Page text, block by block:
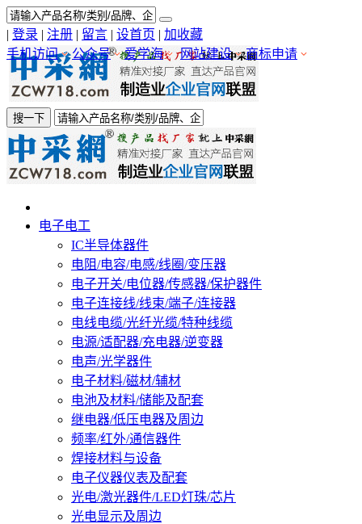
| 登录 | 注册 | 留言 | 设首页 | 加收藏
手机访问
公众号 爱学海 网站建设 商标申请
搜一下
电子电工
IC半导体器件
电阻/电容/电感/线圈/变压器
电子开关/电位器/传感器/保护器件
电子连接线/线束/端子/连接器
电线电缆/光纤光缆/特种线缆
电源/适配器/充电器/逆变器
电声/光学器件
电子材料/磁材/辅材
电池及材料/储能及配套
继电器/低压电器及周边
频率/红外/通信器件
焊接材料与设备
电子仪器仪表及配套
光电/激光器件/LED灯珠/芯片
光电显示及周边